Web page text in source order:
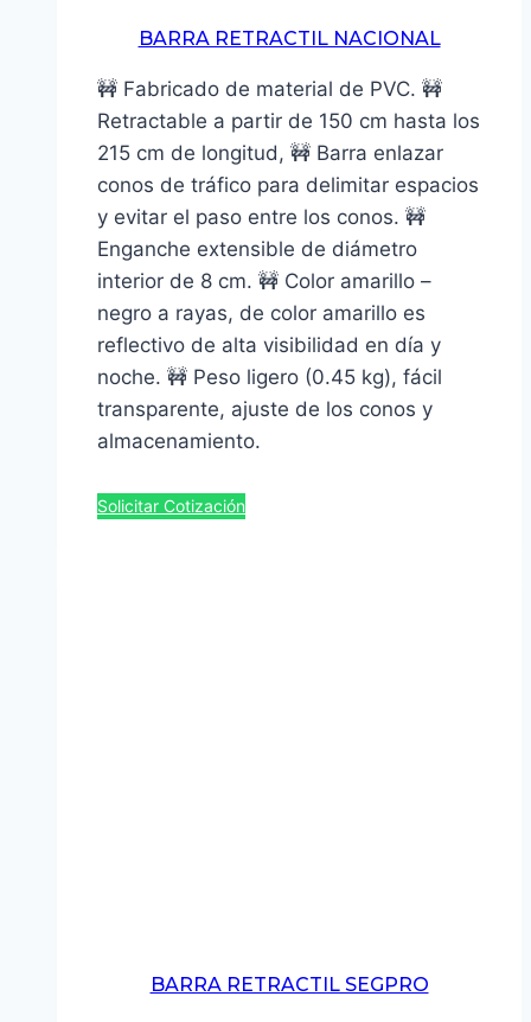
BARRA RETRACTIL NACIONAL
🚧 Fabricado de material de PVC. 🚧
Retractable a partir de 150 cm hasta los
215 cm de longitud, 🚧 Barra enlazar
conos de tráfico para delimitar espacios
y evitar el paso entre los conos. 🚧
Enganche extensible de diámetro
interior de 8 cm. 🚧 Color amarillo –
negro a rayas, de color amarillo es
reflectivo de alta visibilidad en día y
noche. 🚧 Peso ligero (0.45 kg), fácil
transparente, ajuste de los conos y
almacenamiento.
Solicitar Cotización
BARRA RETRACTIL SEGPRO